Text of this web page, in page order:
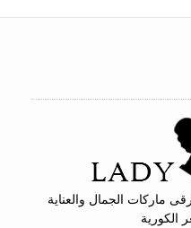
ماركات الجمال والعناية
الكورية